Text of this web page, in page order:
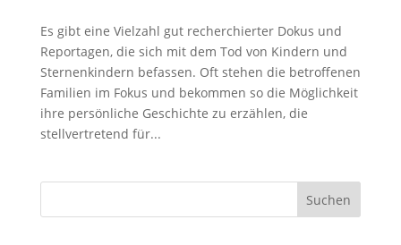
Es gibt eine Vielzahl gut recherchierter Dokus und
Reportagen, die sich mit dem Tod von Kindern und
Sternenkindern befassen. Oft stehen die betroffenen
Familien im Fokus und bekommen so die Möglichkeit
ihre persönliche Geschichte zu erzählen, die
stellvertretend für...